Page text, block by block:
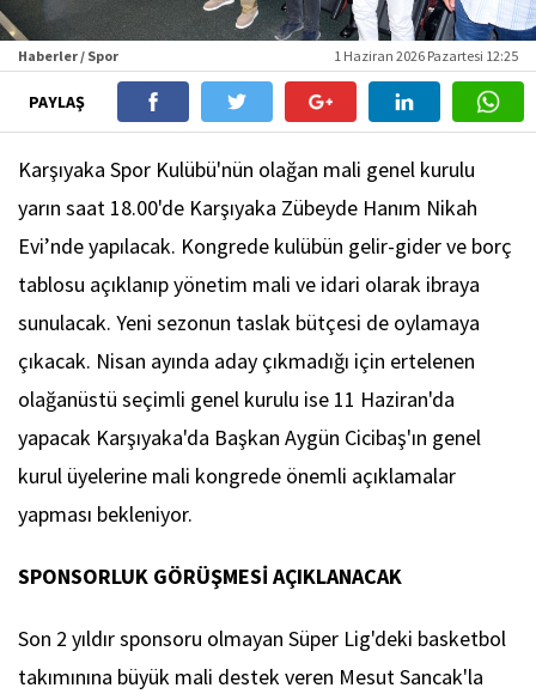
Haberler / Spor 1 Haziran 2026 Pazartesi 12:25
PAYLAŞ
Karşıyaka Spor Kulübü'nün olağan mali genel kurulu
yarın saat 18.00'de Karşıyaka Zübeyde Hanım Nikah
Evi’nde yapılacak. Kongrede kulübün gelir-gider ve borç
tablosu açıklanıp yönetim mali ve idari olarak ibraya
sunulacak. Yeni sezonun taslak bütçesi de oylamaya
çıkacak. Nisan ayında aday çıkmadığı için ertelenen
olağanüstü seçimli genel kurulu ise 11 Haziran'da
yapacak Karşıyaka'da Başkan Aygün Cicibaş'ın genel
kurul üyelerine mali kongrede önemli açıklamalar
yapması bekleniyor.
SPONSORLUK GÖRÜŞMESİ AÇIKLANACAK
Son 2 yıldır sponsoru olmayan Süper Lig'deki basketbol
takımınına büyük mali destek veren Mesut Sancak'la